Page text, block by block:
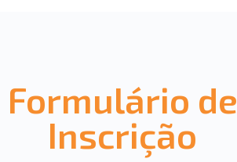
Formulário de
Inscrição